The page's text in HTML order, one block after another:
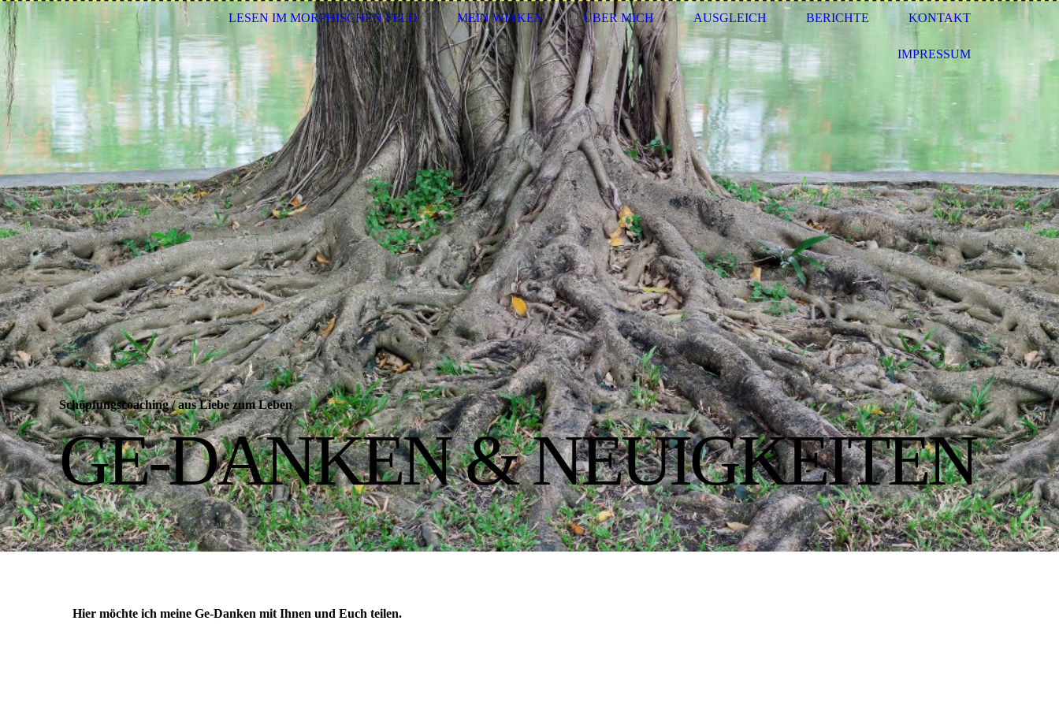
LESEN IM MORPHISCHEN FELD MEIN WIRKEN ÜBER MICH AUSGLEICH BERICHTE KONTAKT
IMPRESSUM
Schöpfungscoaching/aus Liebe zum Leben
GE-DANKEN & NEUIGKEITEN
Hier möchte ich meine Ge-Danken mit Ihnen und Euch teilen.